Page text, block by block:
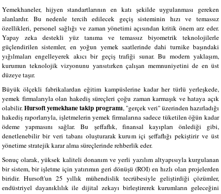
Yemekhaneler, hijyen standartlarının en katı şekilde uygulanması gereken
alanlardır. Bu nedenle tercih edilecek geçiş sisteminin hızı ve temassız
özellikleri, personel sağlığı ve zaman yönetimi açısından kritik önem arz eder.
Yapay zeka destekli yüz tanıma ve temassız biyometrik teknolojilerle
güçlendirilen sistemler, en yoğun yemek saatlerinde dahi turnike başındaki
yığılmaları engelleyerek akıcı bir geçiş trafiği sunar. Bu modern yaklaşım,
kurumun teknolojik vizyonunu yansıtırken çalışan memnuniyetini de en üst
düzeye taşır.
Büyük ölçekli fabrikalardan eğitim kampüslerine kadar her türlü yerleşkede,
yemek firmalarıyla olan hakediş süreçleri çoğu zaman karmaşık ve hataya açık
olabilir.Hursoft yemekhane takip programı, "gerçek veri" üzerinden hazırladığı
hakediş raporlarıyla, işletmelerin yemek firmalarına sadece tüketilen öğün kadar
ödeme yapmasını sağlar. Bu şeffaflık, finansal kayıpları önlediği gibi,
denetlenebilir bir veri tabanı oluşturarak kurum içi şeffaflığı pekiştirir ve üst
yönetime stratejik karar alma süreçlerinde rehberlik eder.
Sonuç olarak, yüksek kaliteli donanım ve yerli yazılım altyapısıyla kurgulanan
bir sistem, bir işletme için yatırımın geri dönüşü (ROI) en hızlı olan projelerden
biridir. Hursoft'un 25 yıllık mühendislik tecrübesiyle geliştirdiği çözümler,
endüstriyel dayanıklılık ile dijital zekayı birleştirerek kurumların geleceğini